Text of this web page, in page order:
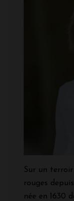
Sur un terroir
rouges
née en 1630